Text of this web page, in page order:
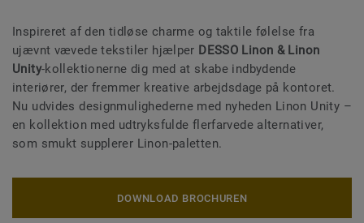
Inspireret af den tidløse charme og taktile følelse fra
ujævnt vævede tekstiler hjælper DESSO Linon & Linon
Unity-kollektionerne dig med at skabe indbydende
interiører, der fremmer kreative arbejdsdage på kontoret.
Nu udvides designmulighederne med nyheden Linon Unity –
en kollektion med udtryksfulde flerfarvede alternativer,
som smukt supplerer Linon-paletten.
DOWNLOAD BROCHUREN